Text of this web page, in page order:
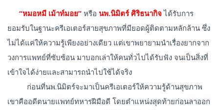
“หมอหมี เม้าท์มอย” หรือ นพ.นิมิตร์ ศิริธนากิจได้รับการ
ยอมรับในฐานะครีเอเตอร์สายสุขภาพที่มียอดผู้ติดตามหลักล้าน ซึ่ง
ไม่ได้แค่ให้ความรู้เพียงอย่างเดียว แต่เขาพยายามนำเรื่องยากจาก
วงการแพทย์ที่ซับซ้อน มาบอกเล่าให้คนทั่วไปได้รับฟัง จนเป็นสิ่งที่
เข้าใจได้ง่ายและสามารถนำไปใช้ได้จริง
ก่อนที่นพ.นิมิตร์จะมาเป็นครีเอเตอร์ให้ความรู้ด้านสุขภาพ
เขาคืออดีตนายแพทย์ทหารฝีมือดี โดยตำแหน่งสุดท้ายก่อนลาออก